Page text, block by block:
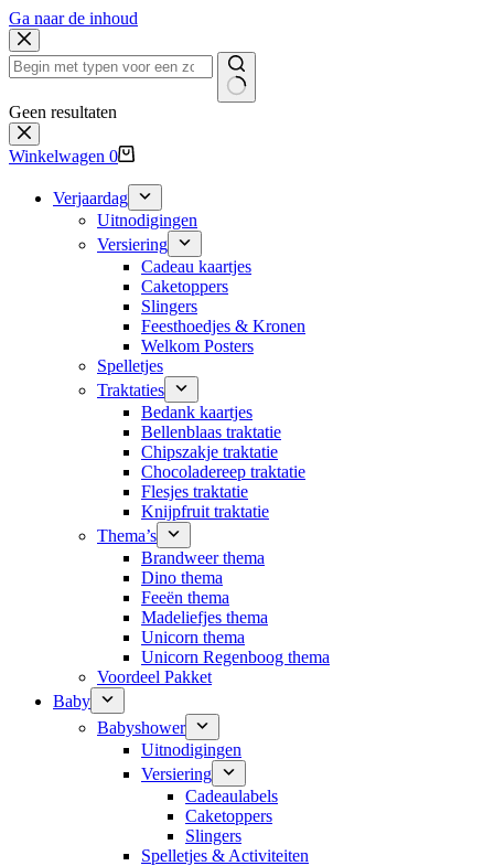
Ga naar de inhoud
Geen resultaten
Winkelwagen 0
Verjaardag
Uitnodigingen
Versiering
Cadeau kaartjes
Caketoppers
Slingers
Feesthoedjes & Kronen
Welkom Posters
Spelletjes
Traktaties
Bedank kaartjes
Bellenblaas traktatie
Chipszakje traktatie
Chocoladereep traktatie
Flesjes traktatie
Knijpfruit traktatie
Thema’s
Brandweer thema
Dino thema
Feeën thema
Madeliefjes thema
Unicorn thema
Unicorn Regenboog thema
Voordeel Pakket
Baby
Babyshower
Uitnodigingen
Versiering
Cadeaulabels
Caketoppers
Slingers
Spelletjes & Activiteiten